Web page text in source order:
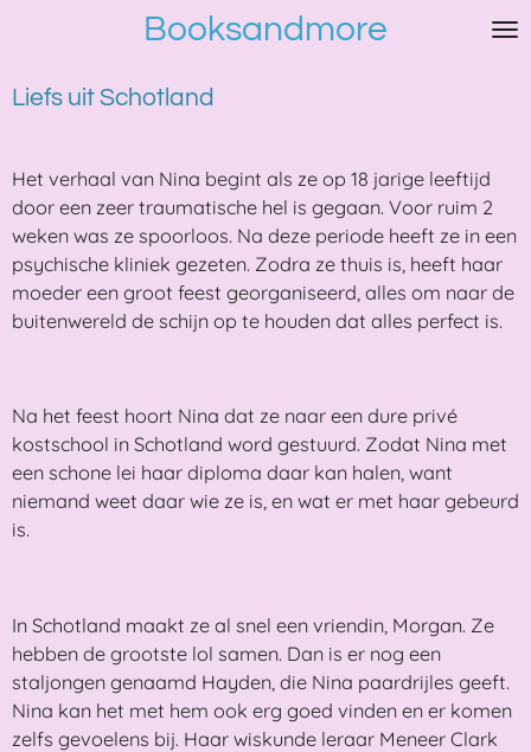
de
Booksandmore
Liefs uit Schotland
Het verhaal van Nina begint als ze op 18 jarige leeftijd
door een zeer traumatische hel is gegaan. Voor ruim 2
weken was ze spoorloos. Na deze periode heeft ze in een
psychische kliniek gezeten. Zodra ze thuis is, heeft haar
moeder een groot feest georganiseerd, alles om naar de
buitenwereld de schijn op te houden dat alles perfect is.
Na het feest hoort Nina dat ze naar een dure privé
kostschool in Schotland word gestuurd. Zodat Nina met
een schone lei haar diploma daar kan halen, want
niemand weet daar wie ze is, en wat er met haar gebeurd
is.
In Schotland maakt ze al snel een vriendin, Morgan. Ze
hebben de grootste lol samen. Dan is er nog een
staljongen genaamd Hayden, die Nina paardrijles geeft.
Nina kan het met hem ook erg goed vinden en er komen
zelfs gevoelens bij. Haar wiskunde leraar Meneer Clark